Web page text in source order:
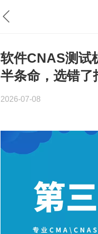
软件CNAS测试
半条命，选错了
2026-07-08